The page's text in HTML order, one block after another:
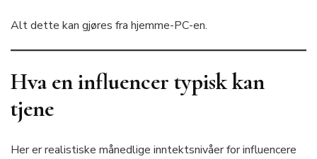
Alt dette kan gjøres fra hjemme-PC-en.
Hva en influencer typisk kan
tjene
Her er realistiske månedlige inntektsnivåer for influencere